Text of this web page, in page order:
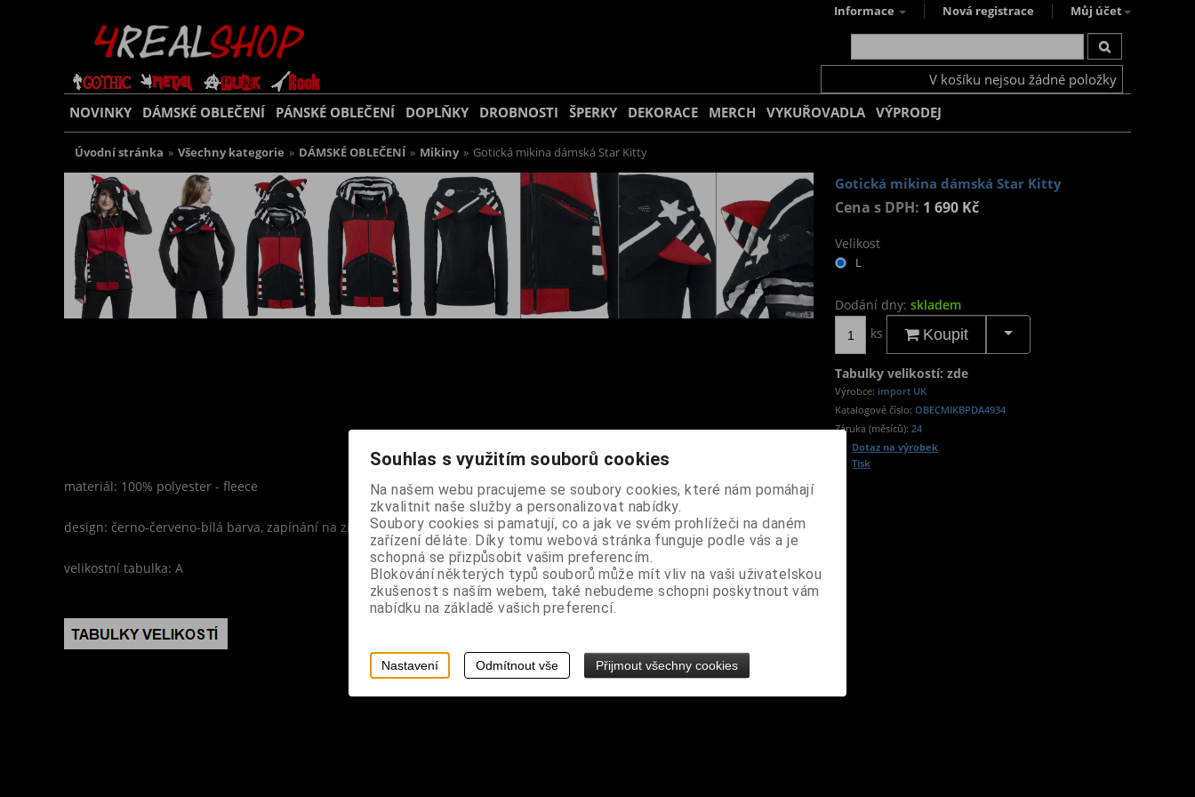
Informace Nová registrace Můj účet
V košíku nejsou žádné položky
NOVINKY DÁMSKÉ OBLEČENÍ PÁNSKÉ OBLEČENÍ DOPLŇKY DROBNOSTI ŠPERKY DEKORACE MERCH VYKUŘOVADLA VÝPRODEJ
Úvodní stránka » Všechny kategorie » DÁMSKÉ OBLEČENÍ » Mikiny » Gotická mikina dámská Star Kitty
Gotická mikina dámská Star Kitty
Cena s DPH: 1 690 Kč
Velikost
L
Dodání dny: skladem
ks
Koupit
Tabulky velikostí: zde
Výrobce: import UK
Katalogové číslo: OBECMIKBPDA4934
Záruka (měsíců): 24
Dotaz na výrobek
Tisk
materiál: 100% polyester - fleece
design: černo-červeno-bílá barva, zapínání na zip, kapuce s oušky, vpředu dvě kapsy na zip, na rukávech otvory na palce
velikostní tabulka: A
Souhlas s využitím souborů cookies
Na našem webu pracujeme se soubory cookies, které nám pomáhají
zkvalitnit naše služby a personalizovat nabídky.
Soubory cookies si pamatují, co a jak ve svém prohlížeči na daném
zařízení děláte. Díky tomu webová stránka funguje podle vás a je
schopná se přizpůsobit vašim preferencím.
Blokování některých typů souborů může mít vliv na vaši uživatelskou
zkušenost s naším webem, také nebudeme schopni poskytnout vám
nabídku na základě vašich preferencí.
Nastavení Odmítnout vše Přijmout všechny cookies